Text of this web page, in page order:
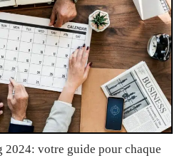
votre guide pour chaque